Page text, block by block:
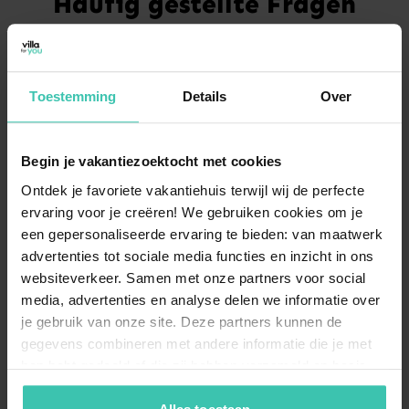
Toestemming Details Over
Begin je vakantiezoektocht met cookies
Ontdek je favoriete vakantiehuis terwijl wij de perfecte
ervaring voor je creëren! We gebruiken cookies om je
een gepersonaliseerde ervaring te bieden: van maatwerk
advertenties tot sociale media functies en inzicht in ons
websiteverkeer. Samen met onze partners voor social
media, advertenties en analyse delen we informatie over
je gebruik van onze site. Deze partners kunnen de
gegevens combineren met andere informatie die je met
hen hebt gedeeld of die zij hebben verzameld op basis
van je gebruik van hun diensten. Zo zorgen we ervoor dat
Welche Arten von Unterkünften kann ich in
Willingen mieten?
In Willingen finden Sie eine vielfältige Auswahl an
Ferienwohnungen und Appartements
Lagen wie dem Upland befinden. Für mehr
Privatsphäre bieten sichfreistehende Ferienhäuser
an, die oft ideal für Familien oder kleine Gruppen
geeignet sind.
Kann ich meinen Hund mit in den Urlaub
nach Willingen nehmen?
EinUrlaub mit Hund in Willingen ist sehr gut
möglich, da viele Unterkünfte im Sauerland
ausdrücklich haustierfreundlich sind. Die weitläufigen
Wanderwege im Upland und die Wälder rund um